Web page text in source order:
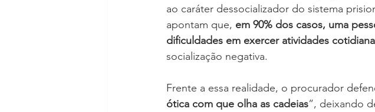
ao caráter dessocializador do sistema
apontam que, em 90% dos casos, uma
dificuldades em exercer atividades
socialização negativa.
Frente a essa realidade, o procurador
ótica com que olha as cadeias”, deixando